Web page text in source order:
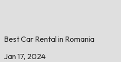
Best Car Rental in Romania
Jan 17, 2024